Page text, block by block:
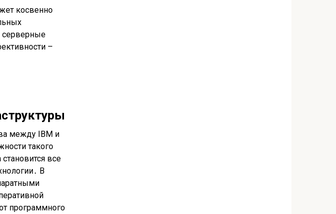
косвенно
серверные
–
между IBM и
такого
все
В
программного